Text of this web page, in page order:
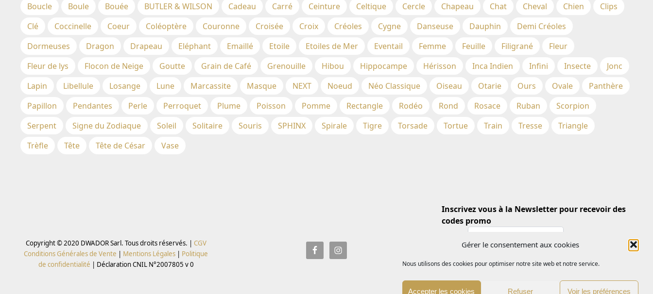
Gérer le consentement aux cookies
Nous utilisons des cookies pour optimiser notre site web et notre service.
Accepter les cookies Refuser Voir les préférences
Boucle
Boule Bouée BUTLER & WILSON Cadeau Carré Ceinture Celtique Cercle Chapeau Chat Cheval Chien
Clips
Clé
Coccinelle Coeur Coléoptère Couronne Croisée Croix Créoles Cygne Danseuse Dauphin
Demi Créoles
Dormeuses
Dragon Drapeau Eléphant Emaillé Etoile Etoiles de Mer Eventail Femme Feuille Filigrané
Fleur
Fleur de lys
Flocon de Neige Goutte Grain de Café Grenouille Hibou Hippocampe Hérisson Inca Indien Infini Insecte
Jonc
Lapin
Libellule Losange Lune Marcassite Masque NEXT Noeud Néo Classique Oiseau Otarie Ours Ovale
Panthère
Papillon
Pendantes Perle Perroquet Plume Poisson Pomme Rectangle Rodéo Rond Rosace Ruban
Scorpion
Serpent
Signe du Zodiaque Soleil Solitaire Souris SPHINX Spirale Tigre Torsade Tortue Train Tresse
Triangle
Trèfle
Tête Tête de César Vase
Copyright © 2020 DWADOR Sarl. Tous droits réservés. | CGV
Conditions Générales de Vente
Mentions Légales
Politique
de confidentialité
Déclaration CNIL N°2007805 v 0
Inscrivez vous à la Newsletter pour recevoir des
codes promo